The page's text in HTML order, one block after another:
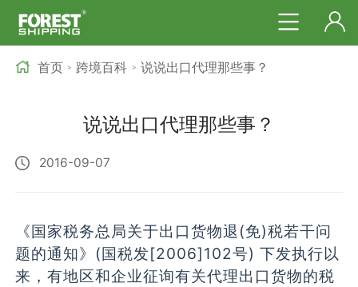
首页 > 跨境百科 > 说说出口代理那些事？
说说出口代理那些事？
2016-09-07
《国家税务总局关于出口货物退(免)税若干问
题的通知》(国税发[2006]102号) 下发执行以
来，有地区和企业征询有关代理出口货物的税